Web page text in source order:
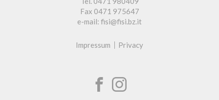
Fax 0471 975647
e-mail: fisi@fisi.bz.it
Impressum Privacy